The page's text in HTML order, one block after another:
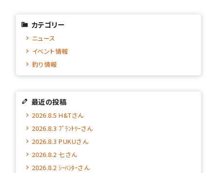
カテゴリー
ニュース
イベント情報
釣り情報
最近の投稿
2026.8.5 H&Tさん
2026.8.3 ﾌﾟﾗﾝﾄﾘｰさん
2026.8.3 PUKUさん
2026.8.2 七さん
2026.8.2 ｼｰﾊﾝﾀｰさん